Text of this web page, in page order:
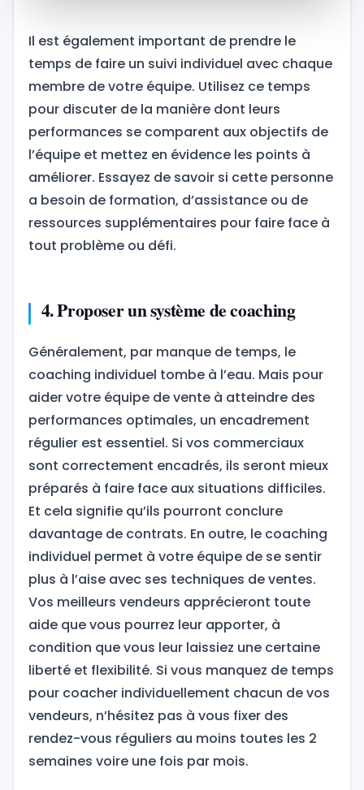
Il est également important de prendre le
temps de faire un suivi individuel avec chaque
membre de votre équipe. Utilisez ce temps
pour discuter de la manière dont leurs
performances se comparent aux objectifs de
l’équipe et mettez en évidence les points à
améliorer. Essayez de savoir si cette personne
a besoin de formation, d’assistance ou de
ressources supplémentaires pour faire face à
tout problème ou défi.
4. Proposer un système de coaching
Généralement, par manque de temps, le
coaching individuel tombe à l’eau. Mais pour
aider votre équipe de vente à atteindre des
performances optimales, un encadrement
régulier est essentiel. Si vos commerciaux
sont correctement encadrés, ils seront mieux
préparés à faire face aux situations difficiles.
Et cela signifie qu’ils pourront conclure
davantage de contrats. En outre, le coaching
individuel permet à votre équipe de se sentir
plus à l’aise avec ses techniques de ventes.
Vos meilleurs vendeurs apprécieront toute
aide que vous pourrez leur apporter, à
condition que vous leur laissiez une certaine
liberté et flexibilité. Si vous manquez de temps
pour coacher individuellement chacun de vos
vendeurs, n’hésitez pas à vous fixer des
rendez-vous réguliers au moins toutes les 2
semaines voire une fois par mois.